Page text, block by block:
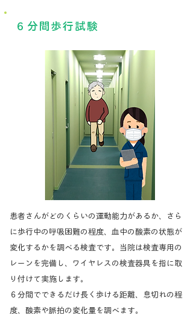
６分間歩行試験
患者さんがどのくらいの運動能力があるか、さら
に歩行中の呼吸困難の程度、血中の酸素の状態が
変化するかを調べる検査です。当院は検査専用の
レーンを完備し、ワイヤレスの検査器具を指に取
り付けて実施します。
６分間でできるだけ長く歩ける距離、息切れの程
度、酸素や脈拍の変化量を調べます。